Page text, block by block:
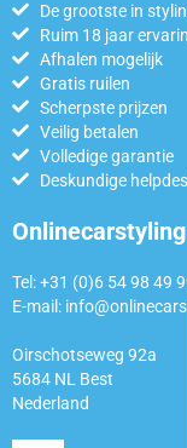
De grootste in
Ruim 18 jaar
Afhalen mogelijk
Gratis ruilen
Scherpste prijzen
Veilig betalen
Volledige garantie
Deskundige
Tel: +31 (0)6 54 98 49
E-mail:
Oirschotseweg 92a
5684 NL Best
Nederland